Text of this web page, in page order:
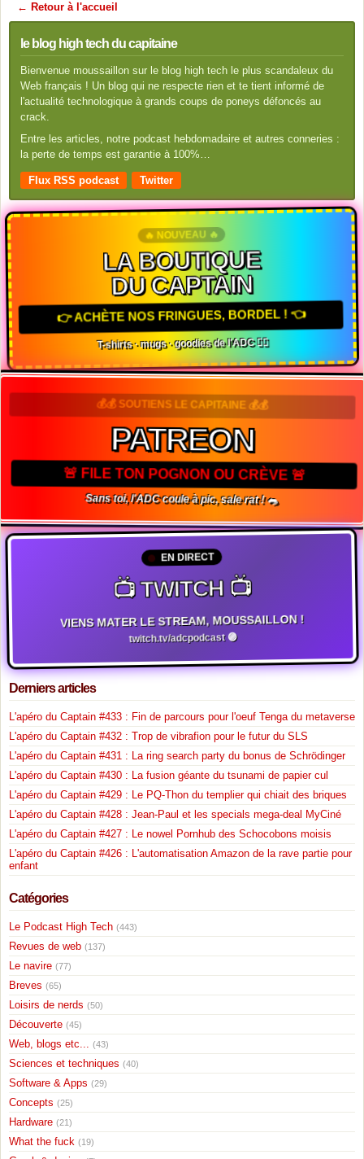
← Retour à l'accueil
le blog high tech du capitaine
Bienvenue moussaillon sur le blog high tech le plus scandaleux du
Web français ! Un blog qui ne respecte rien et te tient informé de
l'actualité technologique à grands coups de poneys défoncés au
crack.
Entre les articles, notre podcast hebdomadaire et autres conneries :
la perte de temps est garantie à 100%…
Flux RSS podcast Twitter
🔥 NOUVEAU 🔥
LA BOUTIQUE
DU CAPTAIN
👉 ACHÈTE NOS FRINGUES, BORDEL ! 👈
T-shirts · mugs · goodies de l'ADC 🏴‍☠️
💰💰 SOUTIENS LE CAPITAINE 💰💰
PATREON
🚨 FILE TON POGNON OU CRÈVE 🚨
Sans toi, l'ADC coule à pic, sale rat ! 🐀
EN DIRECT
📺 TWITCH 📺
VIENS MATER LE STREAM, MOUSSAILLON !
twitch.tv/adcpodcast 🟣
Derniers articles
L'apéro du Captain #433 : Fin de parcours pour l'oeuf Tenga du metaverse
L'apéro du Captain #432 : Trop de vibrafion pour le futur du SLS
L'apéro du Captain #431 : La ring search party du bonus de Schrödinger
L'apéro du Captain #430 : La fusion géante du tsunami de papier cul
L'apéro du Captain #429 : Le PQ-Thon du templier qui chiait des briques
L'apéro du Captain #428 : Jean-Paul et les specials mega-deal MyCiné
L'apéro du Captain #427 : Le nowel Pornhub des Schocobons moisis
L'apéro du Captain #426 : L'automatisation Amazon de la rave partie pour
enfant
Catégories
Le Podcast High Tech (443)
Revues de web (137)
Le navire (77)
Breves (65)
Loisirs de nerds (50)
Découverte (45)
Web, blogs etc... (43)
Sciences et techniques (40)
Software & Apps (29)
Concepts (25)
Hardware (21)
What the fuck (19)